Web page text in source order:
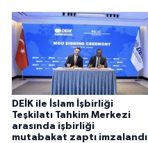
DEİK ile İslam İşbirliği
Teşkilatı Tahkim Merkezi
arasında işbirliği
mutabakat zaptı imzalandı